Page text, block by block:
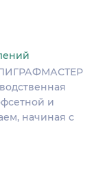
и
начиная с